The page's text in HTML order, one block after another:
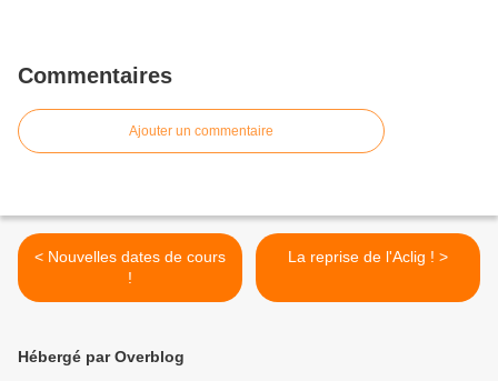
Commentaires
Ajouter un commentaire
< Nouvelles dates de cours
!
La reprise de l'Aclig ! >
Hébergé par Overblog